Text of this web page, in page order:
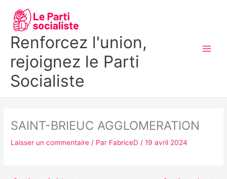
contenu
Renforcez l'union,
rejoignez le Parti
Socialiste
SAINT-BRIEUC AGGLOMERATION
Laisser un commentaire / Par FabriceD/19 avril 2024